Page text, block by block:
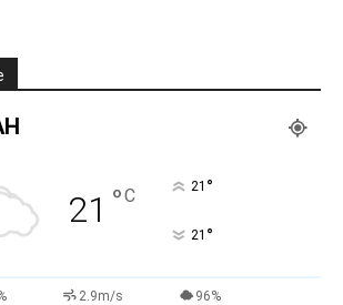
21 °C 21 °
21 °
2.9m/s 96%